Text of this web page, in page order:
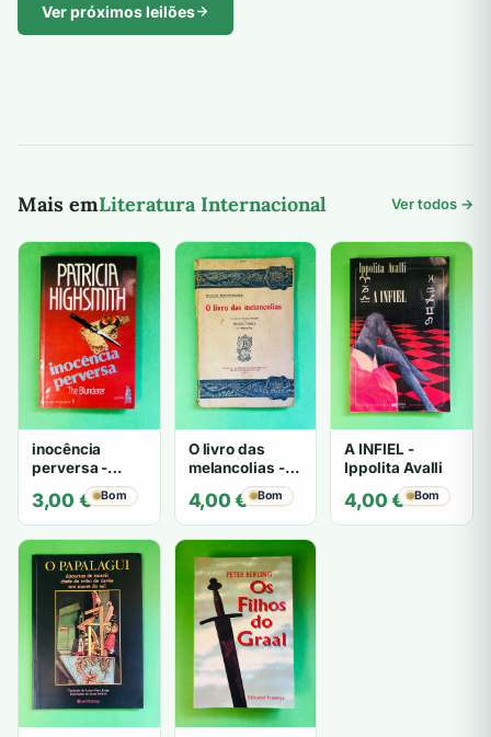
Ver próximos leilões
Mais emLiteratura Internacional Ver todos →
inocência
perversa -
PATRICIA
HIGHSMITH
3,00 € Bom
O livro das
melancolias -
Mantegazza
4,00€ Bom
A INFIEL -
Ippolita Avalli
4,00€ Bom